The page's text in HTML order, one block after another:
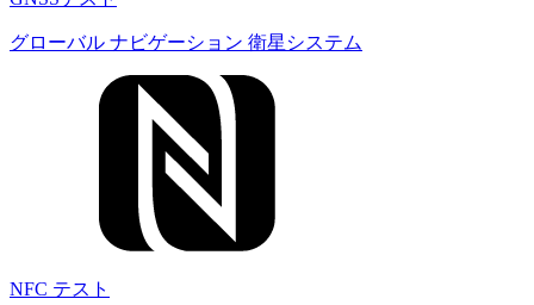
グローバル ナビゲーション 衛星システム
NFC テスト